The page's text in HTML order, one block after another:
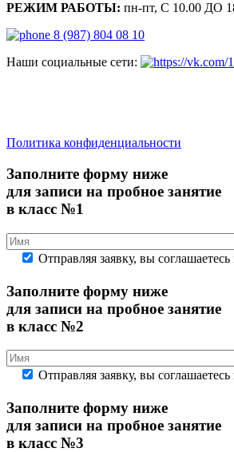
РЕЖИМ РАБОТЫ: пн-пт, С 10.00 ДО
8 (987) 804 08 10
Наши социальные сети:
Политика конфиденциальности
Заполните форму ниже
для записи на пробное занятие
в класс №1
Отправляя заявку, вы соглашаетесь
Заполните форму ниже
для записи на пробное занятие
в класс №2
Отправляя заявку, вы соглашаетесь
Заполните форму ниже
для записи на пробное занятие
в класс №3